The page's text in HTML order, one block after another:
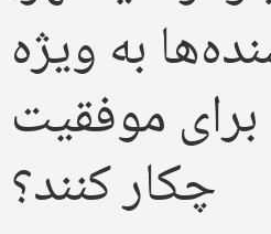
به ویژه
موفقیت
چکار کنند؟